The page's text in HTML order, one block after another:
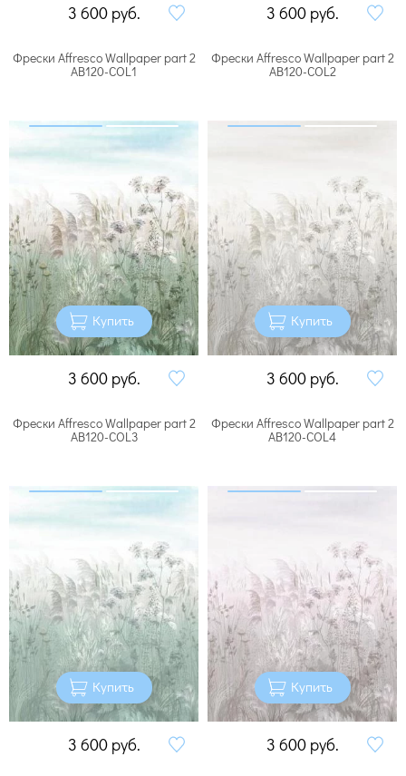
3 600 руб. 3 600 руб.
Фрески Affresco Wallpaper part 2
AB120-COL1
Купить
3 600 руб.
Фрески Affresco Wallpaper part 2
AB120-COL2
Купить
3 600 руб.
Фрески Affresco Wallpaper part 2
AB120-COL3
Купить
3 600 руб.
Фрески Affresco Wallpaper part 2
AB120-COL4
Купить
3 600 руб.